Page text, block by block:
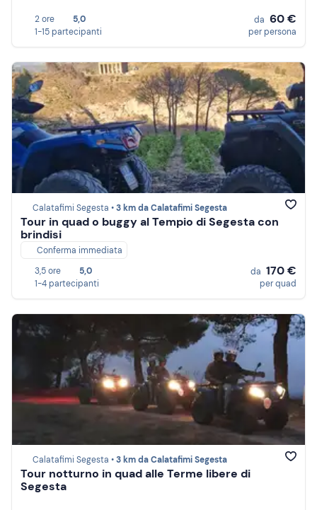
2 ore
5,0
1-15 partecipanti
da 60 €
per persona
Calatafimi Segesta •3 km da Calatafimi Segesta
Tour in quad o buggy al Tempio di Segesta con
brindisi
Conferma immediata
3,5 ore
5,0
1-4 partecipanti
da 170 €
per quad
Calatafimi Segesta •3 km da Calatafimi Segesta
Tour notturno in quad alle Terme libere di
Segesta